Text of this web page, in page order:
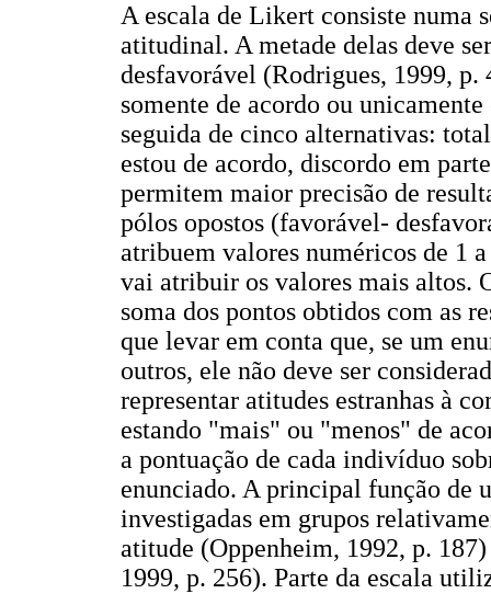
A escala de Likert consiste numa
atitudinal. A metade delas deve
desfavorável (Rodrigues, 1999,
somente de acordo ou
seguida de cinco alternativas:
estou de acordo, discordo em
permitem maior precisão de
pólos opostos (favorável-
atribuem valores numéricos de 1
vai atribuir os valores mais altos.
soma dos pontos obtidos com as
que levar em conta que, se um
outros, ele não deve ser
representar atitudes estranhas à
estando "mais" ou "menos" de
a pontuação de cada indivíduo
enunciado. A principal função de
investigadas em grupos
atitude (Oppenheim, 1992, p.
1999, p. 256). Parte da escala